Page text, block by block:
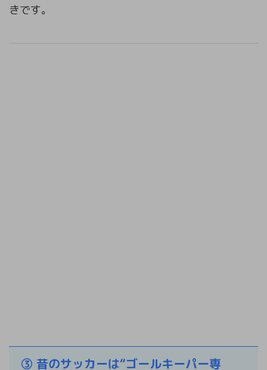
きです。
③ 昔のサッカーは“ゴールキーパー専